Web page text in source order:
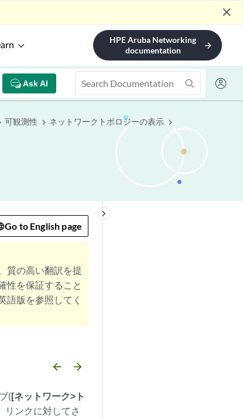
close
HPE Aruba Networking
documentation
arrow_forward
Ask AI
可観測性 ネットワークトポロジーの表示
keyboard_arrow_right
Go to English page
質の高い翻訳を提
性を保証すること
語版を参照してく
arrow_backward arrow_forward
([ネットワーク>ト
リンクに対してさ